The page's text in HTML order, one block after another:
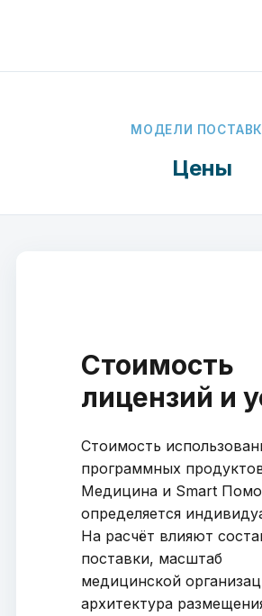
МОДЕЛИ
Цены
Стоимость
лицензий и
Стоимость
программных
Медицина и Smart
определяется
На расчёт влияют
поставки, масштаб
медицинской
архитектура